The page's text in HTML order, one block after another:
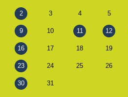
2 3 4 5
9 10 11 12
16 17 18 19
23 24 25 26
30 31